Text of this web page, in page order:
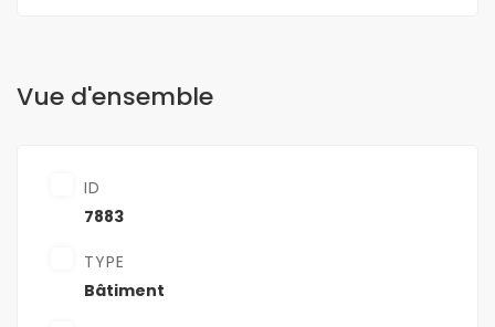
Vue d'ensemble
ID
7883
TYPE
Bâtiment